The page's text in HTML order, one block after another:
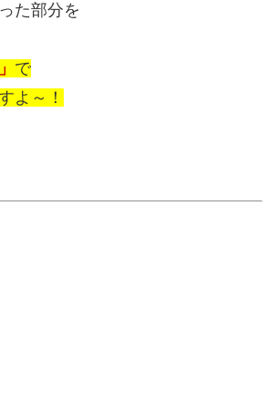
た部分を
で
よ～！